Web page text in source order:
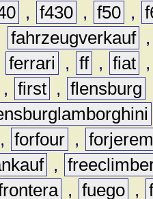
, f430 , f50 ,
fahrzeugverkauf
ferrari , ff , fiat
, first , flensburg
, forfour ,
,
, fuego ,